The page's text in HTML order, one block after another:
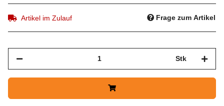
Artikel im Zulauf Frage zum Artikel
Stk